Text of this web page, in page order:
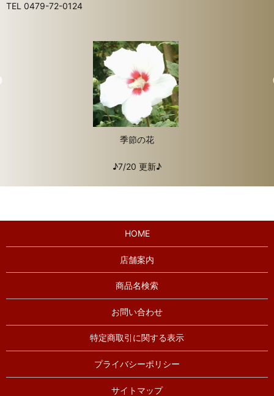
TEL 0479-72-0124
季節の花
♪7/20 更新♪
HOME
店舗案内
商品名検索
お問い合わせ
特定商取引に関する表示
プライバシーポリシー
サイトマップ